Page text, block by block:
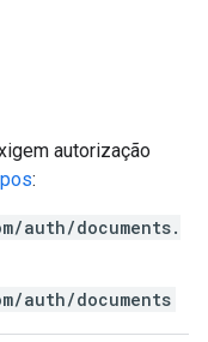
autorização
:
auth/documents.
auth/documents